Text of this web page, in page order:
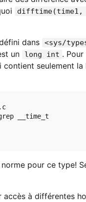
difftime(time1,
dans <sys/
un
long int .
contient seulement la
__time_t
pour ce type!
accès à différentes